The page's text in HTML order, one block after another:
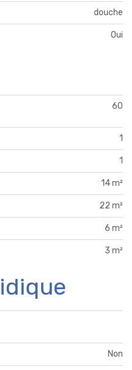
douche
Oui
60
1
1
14 m²
22 m²
6 m²
3 m²
Non